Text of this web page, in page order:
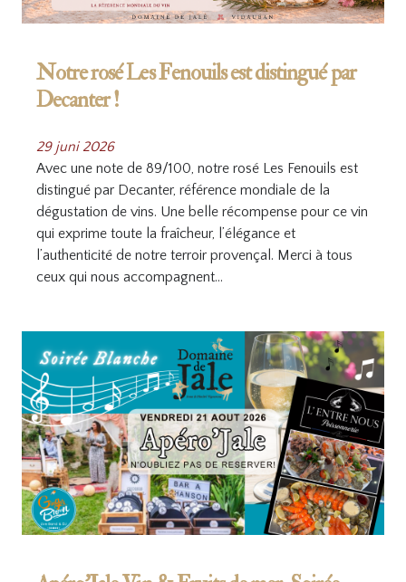
Notre rosé Les Fenouils est distingué par
Decanter !
29 juni 2026
Avec une note de 89/100, notre rosé Les Fenouils est
distingué par Decanter, référence mondiale de la
dégustation de vins. Une belle récompense pour ce vin
qui exprime toute la fraîcheur, l’élégance et
l’authenticité de notre terroir provençal. Merci à tous
ceux qui nous accompagnent…